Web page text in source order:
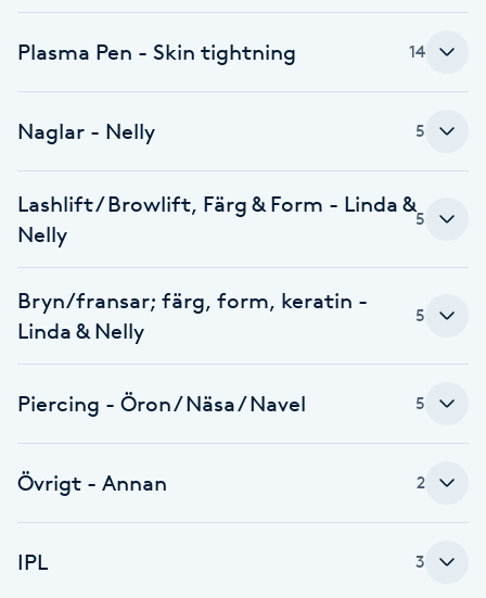
C
Celluliter
Coachning
Color correction
D
Damklippning
Dermapen
Diamantslipning
Plasma Pen - Skin tightning 14
Naglar - Nelly 5
Lashlift / Browlift, Färg & Form - Linda &
Nelly
5
Bryn/fransar; färg, form, keratin -
Linda & Nelly
5
Piercing - Öron / Näsa / Navel 5
Övrigt - Annan 2
IPL 3